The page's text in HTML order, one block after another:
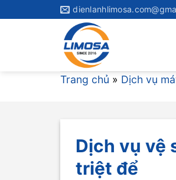
Trang chủ » Dịch vụ
Dịch vụ vệ
triệt để